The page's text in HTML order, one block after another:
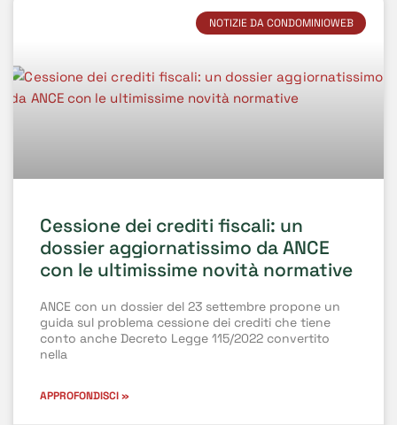
NOTIZIE DA CONDOMINIOWEB
Cessione dei crediti fiscali: un
dossier aggiornatissimo da ANCE
con le ultimissime novità normative
ANCE con un dossier del 23 settembre propone un
guida sul problema cessione dei crediti che tiene
conto anche Decreto Legge 115/2022 convertito
nella
APPROFONDISCI »